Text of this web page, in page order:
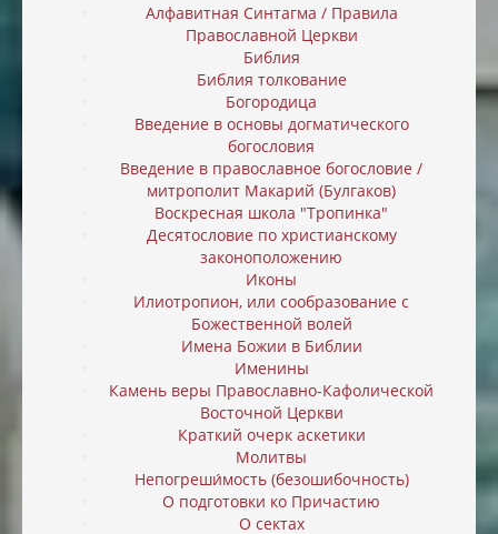
Алфавитная Синтагма / Правила
Православной Церкви
Библия
Библия толкование
Богородица
Введение в основы догматического
богословия
Введение в православное богословие /
митрополит Макарий (Булгаков)
Воскресная школа "Тропинка"
Десятословие по христианскому
законоположению
Иконы
Илиотропион, или cообразование с
Божественной волей
Имена Божии в Библии
Именины
Камень веры Православно-Кафолической
Восточной Церкви
Краткий очерк аскетики
Молитвы
Непогреши́мость (безошибочность)
О подготовки ко Причастию
О сектах